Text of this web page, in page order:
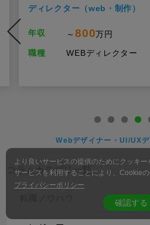
ディレクター（web・制作）
年収 ～800万円
職種
WEBディレクター
Webデザイナー・UI/UX
コラムカテゴリ一覧
より良いサービスの提供のためにクッキー
サービスを利用することにより、Cookie
プライバシーポリシー
確認する